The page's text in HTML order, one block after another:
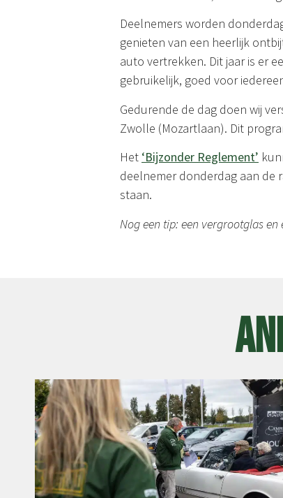
Deelnemers worden
genieten van een heerlijk
auto vertrekken. Dit jaar is er
gebruikelijk, goed voor
Gedurende de dag doen wij
Zwolle (Mozartlaan). Dit
Het ‘Bijzonder Reglement’
deelnemer donderdag aan de
staan.
Nog een tip: een vergrootglas